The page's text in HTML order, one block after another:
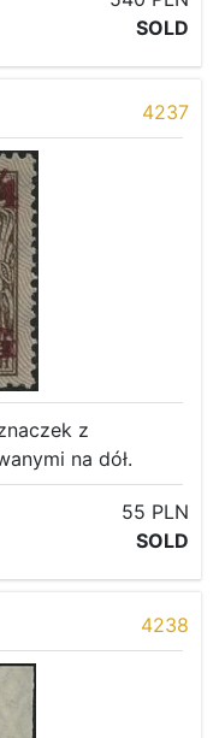
SOLD
4237
z
na dół.
55 PLN
SOLD
4238